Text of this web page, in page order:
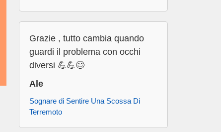
Grazie , tutto cambia quando
guardi il problema con occhi
diversi 💪💪😊
Ale
Sognare di Sentire Una Scossa Di
Terremoto